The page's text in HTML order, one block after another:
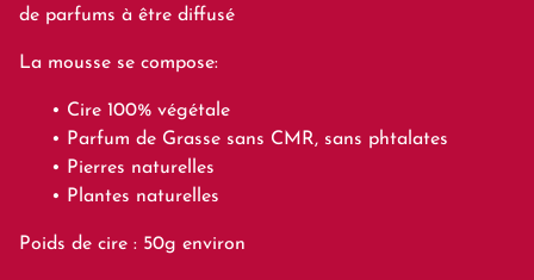
de parfums à être diffusé
La mousse se compose:
Cire 100% végétale
Parfum de Grasse sans CMR, sans phtalates
Pierres naturelles
Plantes naturelles
Poids de cire : 50g environ